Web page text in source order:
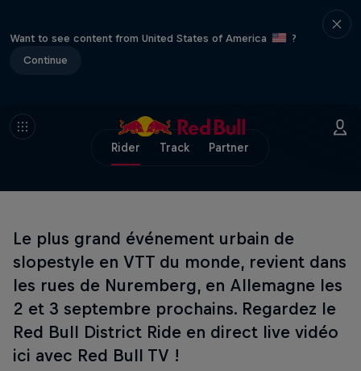
Want to see content from United States of America
?
Continue
Rider Track Partner
Le plus grand événement urbain de
slopestyle en VTT du monde, revient dans
les rues de Nuremberg, en Allemagne les
2 et 3 septembre prochains. Regardez le
Red Bull District Ride en direct live vidéo
ici avec Red Bull TV !